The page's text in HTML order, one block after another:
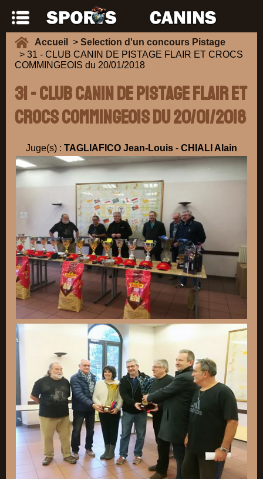
Accueil > Selection d'un concours Pistage
> 31 - CLUB CANIN DE PISTAGE FLAIR ET CROCS
COMMINGEOIS du 20/01/2018
31 - CLUB CANIN DE PISTAGE FLAIR ET
CROCS COMMINGEOIS du 20/01/2018
Juge(s) : TAGLIAFICO Jean-Louis - CHIALI Alain